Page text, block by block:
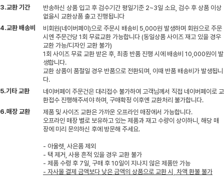
3.교환 기간
반송하신 상품 입고 후 검수기간 평일기준 2~3일 소요, 검수 후 상품 이상
없을시 교환상품 출고 진행됩니다
4.교환 배송비
비회원(네이버페이)으로 주문시 배송비 5,000원 발생하며 회원으로 주문
시엔 주문건당 1회 무료교환 가능합니다 (동일상품 사이즈 재고 있을 경우
교환 가능/디자인 교환 불가)
1회 사이즈 무료 교환 받은 후, 최종 반품 진행 시에 배송비 10,000원이 발
생합니다.
교환 상품이 품절일 경우 반품으로 전환되며, 이때 반품 배송비가 발생됩니
다.
5.기타 교환
네이버페이 주문건은 대리접수 불가하여 고객님께서 직접 네이버페이로 교
환접수 진행해주셔야 하며, 구매확정 이후엔 교환처리 불가합니다.
6.매장 교환
제품 및 사이즈 교환은 가까운 오프라인 매장에서 가능합니다.
오프라인 매장 별로 보유하고 있는 제품과 재고 수량이 상이하니, 해당 매
장에 미리 문의하신 후에 방문해 주세요.
- 아울렛, 사은품 제외
- 택 제거, 사용 흔적 있을 경우 교환 불가
- 제품 수령 후 7일, 구매 후 10일이 지나지 않은 제품만 가능
- 자사몰 결제 금액보다 낮은 금액의 상품으로 교환 시, 차액 환불 불가